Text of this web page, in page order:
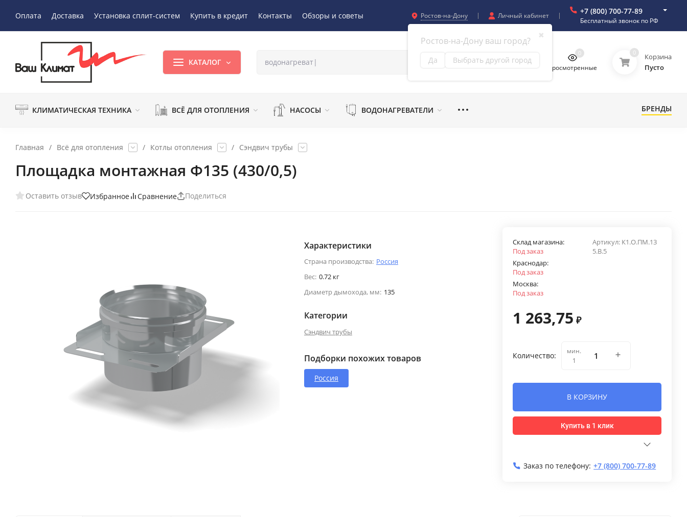
Оплата Доставка Установка сплит-систем Купить в кредит Контакты Обзоры и советы Ростов-на-Дону
✖
Ростов-на-Дону ваш город?
Да Выбрать другой город
Личный кабинет +7 (800) 700-77-89
Бесплатный звонок по РФ
КАТАЛОГ
Просмотренные
0 0
Корзина
Пусто
КЛИМАТИЧЕСКАЯ ТЕХНИКА ВСЁ ДЛЯ ОТОПЛЕНИЯ НАСОСЫ ВОДОНАГРЕВАТЕЛИ БРЕНДЫ
Главная / Всё для отопления / Котлы отопления / Сэндвич трубы
Площадка монтажная Ф135 (430/0,5)
Оставить отзыв Избранное Сравнение Поделиться
Характеристики
Страна производства: Россия
Вес: 0.72 кг
Диаметр дымохода, мм: 135
Категории
Сэндвич трубы
Подборки похожих товаров
Россия
Артикул: К1.О.ПМ.13
5.В.5
Склад магазина:
Под заказ
Краснодар:
Под заказ
Москва:
Под заказ
1 263,75 ₽
Количество:
мин.
1
В КОРЗИНУ
Купить в 1 клик
Заказ по телефону: +7 (800) 700-77-89